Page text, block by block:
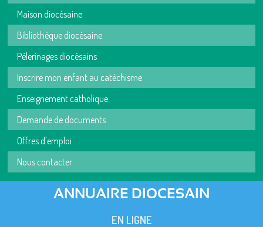
Maison diocésaine
Bibliothèque diocésaine
Pèlerinages diocésains
Inscrire mon enfant au catéchisme
Enseignement catholique
Demande de documents
Offres d'emploi
Nous contacter
ANNUAIRE DIOCESAIN
EN LIGNE